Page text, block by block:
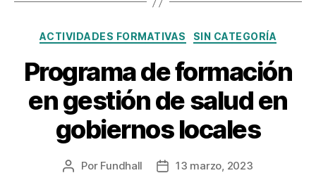
ACTIVIDADES FORMATIVAS SIN CATEGORÍA
Programa de formación
en gestión de salud en
gobiernos locales
Por Fundhall 13 marzo, 2023